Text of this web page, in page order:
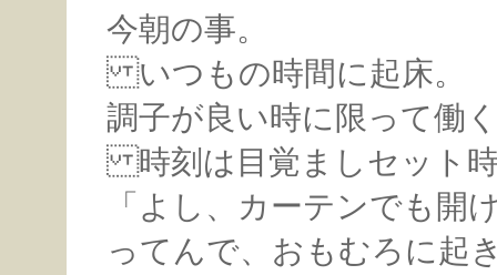
今朝の事。
いつもの時間に起床。
調子が良い時に限って働
時刻は目覚ましセット
「よし、カーテンでも開
ってんで、おもむろに起